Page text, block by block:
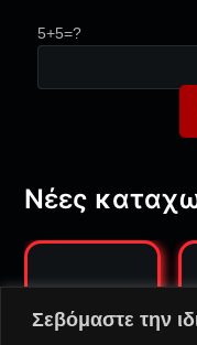
Σεβόμαστε την
5+5=?
Νέες